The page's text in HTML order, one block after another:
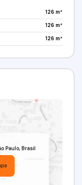
126 m²
126 m²
126 m²
Paulo, Brasil